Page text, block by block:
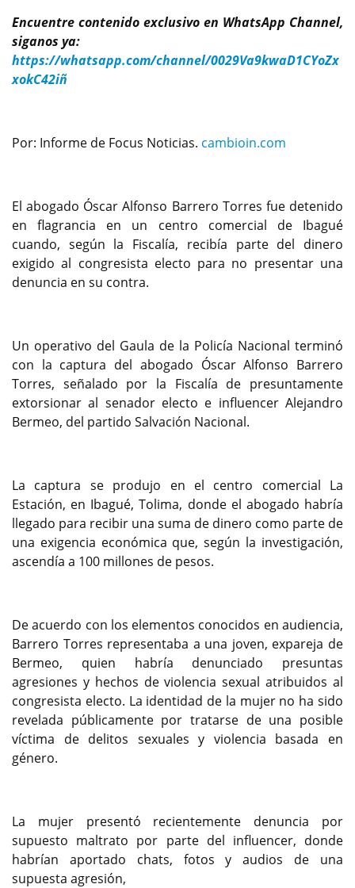
Encuentre contenido exclusivo en WhatsApp Channel,
siganos ya:
https://whatsapp.com/channel/0029Va9kwaD1CYoZx
xokC42iñ
Por: Informe de Focus Noticias. cambioin.com
El abogado Óscar Alfonso Barrero Torres fue detenido
en flagrancia en un centro comercial de Ibagué
cuando, según la Fiscalía, recibía parte del dinero
exigido al congresista electo para no presentar una
denuncia en su contra.
Un operativo del Gaula de la Policía Nacional terminó
con la captura del abogado Óscar Alfonso Barrero
Torres, señalado por la Fiscalía de presuntamente
extorsionar al senador electo e influencer Alejandro
Bermeo, del partido Salvación Nacional.
La captura se produjo en el centro comercial La
Estación, en Ibagué, Tolima, donde el abogado habría
llegado para recibir una suma de dinero como parte de
una exigencia económica que, según la investigación,
ascendía a 100 millones de pesos.
De acuerdo con los elementos conocidos en audiencia,
Barrero Torres representaba a una joven, expareja de
Bermeo, quien habría denunciado presuntas
agresiones y hechos de violencia sexual atribuidos al
congresista electo. La identidad de la mujer no ha sido
revelada públicamente por tratarse de una posible
víctima de delitos sexuales y violencia basada en
género.
La mujer presentó recientemente denuncia por
supuesto maltrato por parte del influencer, donde
habrían aportado chats, fotos y audios de una
supuesta agresión,